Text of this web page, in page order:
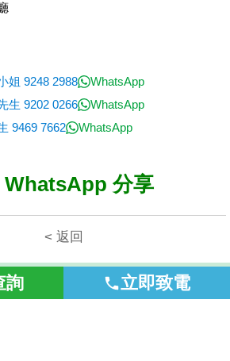
姐 9248 2988
WhatsApp
生 9202 0266
WhatsApp
9469 7662
WhatsApp
WhatsApp 分享
< 返回
詢 立即致電
作參考用途。若因錯漏而引致任何不便或損
失，富裕地產概不負責。